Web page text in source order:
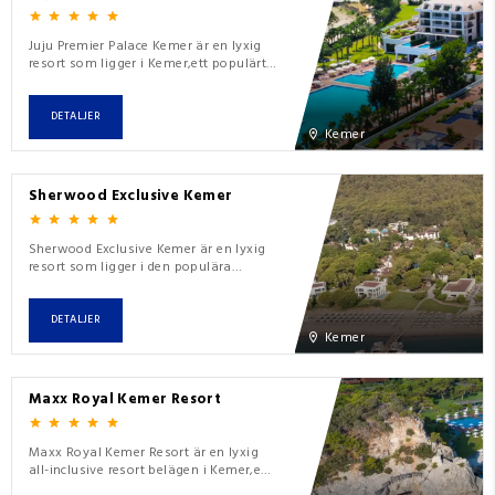
Kemer
Juju Premier Palace Kemer är en lyxig
resort som ligger i Kemer,ett populärt
Medelhavskust.Känd för sin
förstklassiga service och vackra
avslappning och underhållning för
både semesterfirare och
affärsresenärer.Hotellet är utrustat
med ett brett utbud av
faciliteter,inklusiv
DETALJER
Kemer
Sherwood Exclusive Kemer
Sherwood Exclusive Kemer är en lyxig
resort som ligger i den populära
Medelhavskusten i Turkiet.Hotellet
erbjuder all inclusive-tjänster som är
region,inklusive flera pooler,en privat
strand,ett spa och olika
restaurangalternativ.Resorten är känd
för sin familjevänliga atmosfär,me
DETALJER
Maxx Royal Kemer Resort
Maxx Royal Kemer Resort är en lyxig
all-inclusive resort belägen i Kemer,en